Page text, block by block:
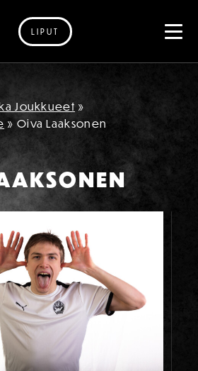
LIPUT
Joukkueet »
» Oiva Laaksonen